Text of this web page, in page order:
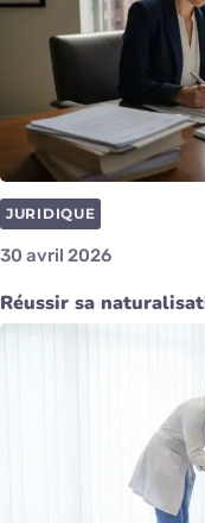
JURIDIQUE
30 avril 2026
Réussir sa